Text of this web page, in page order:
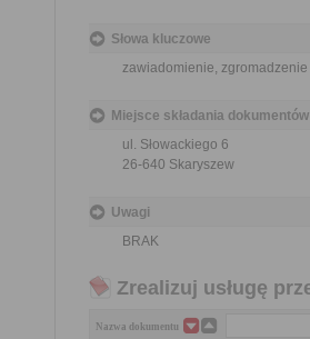
Słowa kluczowe
zawiadomienie,
Miejsce składania dokumentów
ul. Słowackiego 6
26-640 Skaryszew
Uwagi
BRAK
Zrealizuj usługę
Nazwa dokumentu